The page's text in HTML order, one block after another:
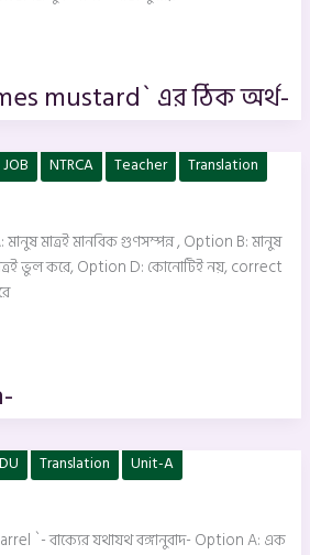
mustard` এর ঠিক অর্থ-
JOB NTRCA Teacher
Translation
মাত্রই মানবিক গুণসম্পন্ন , Option B: মানুষ
ভুল করে, Option D: কোনোটিই নয়, correct
DU Translation
Unit-A
`- বাক্যের যথাযথ বঙ্গানুবাদ- Option A: এক